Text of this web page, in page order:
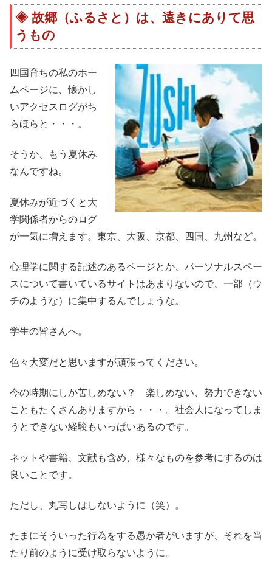
故郷（ふるさと）は、遠きにありて思
うもの
四国育ちの私のホー
ムページに、懐かし
いアクセスログがち
らほらと・・・。
そうか、もう夏休み
なんですね。
夏休みが近づくと大
学関係者からのログ
が一気に増えます。東京、大阪、京都、四国、九州など。
心理学に関する記述のあるページとか、パーソナルスペー
スについて書いているサイトはあまりないので、一部（ウ
チのような）に集中するんでしょうな。
学生の皆さんへ。
色々大変だと思いますが頑張ってください。
今の時期にしか苦しめない？ 楽しめない、努力できない
こともたくさんありますから・・・。社会人になってしま
うとできない経験もいっぱいあるのです。
ネットや書籍、文献も含め、様々なものを参考にするのは
良いことです。
ただし、丸写しはしないように（笑）。
たまにそういった行為をする愚か者がいますが、それを当
たり前のように受け取らないように。